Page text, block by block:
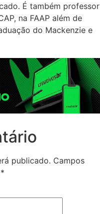
É também professor
na FAAP além de
do Mackenzie e
publicado. Campos
*